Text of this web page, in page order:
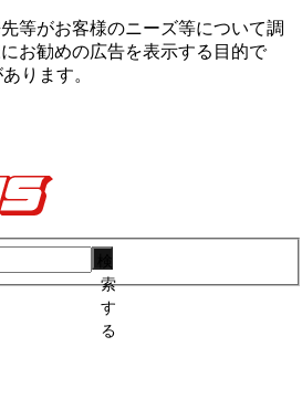
等がお客様のニーズ等について調
お勧めの広告を表⽰する⽬的で
ります。
索
す
る